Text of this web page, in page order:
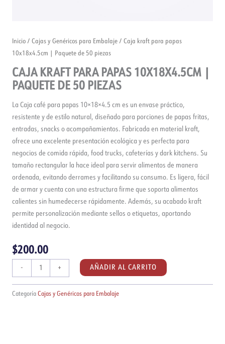
Inicio / Cajas y Genéricos para Embalaje / Caja kraft para papas
10x18x4.5cm | Paquete de 50 piezas
CAJA KRAFT PARA PAPAS 10X18X4.5CM |
PAQUETE DE 50 PIEZAS
La Caja café para papas 10×18×4.5 cm es un envase práctico,
resistente y de estilo natural, diseñado para porciones de papas fritas,
entradas, snacks o acompañamientos. Fabricada en material kraft,
ofrece una excelente presentación ecológica y es perfecta para
negocios de comida rápida, food trucks, cafeterías y dark kitchens. Su
tamaño rectangular la hace ideal para servir alimentos de manera
ordenada, evitando derrames y facilitando su consumo. Es ligera, fácil
de armar y cuenta con una estructura firme que soporta alimentos
calientes sin humedecerse rápidamente. Además, su acabado kraft
permite personalización mediante sellos o etiquetas, aportando
identidad al negocio.
$200.00
-
kraft
+ AÑADIR AL CARRITO
Categoría Cajas y Genéricos para Embalaje